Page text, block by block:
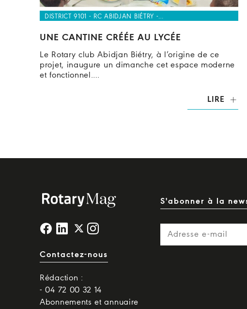
DISTRICT 9101 - RC ABIDJAN BIÉTRY -…
UNE CANTINE CRÉÉE AU LYCÉE
Le Rotary club Abidjan Biétry, à l’origine de ce
projet, inaugure un dimanche cet espace moderne
et fonctionnel.…
LIRE
Contactez-nous
Rédaction :
- 04 72 00 32 14
Abonnements et annuaire
S'abonner à la